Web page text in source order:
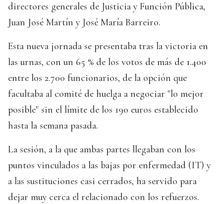
directores generales de Justicia y Función Pública,
Juan José Martín y José María Barreiro.
Esta nueva jornada se presentaba tras la victoria en
las urnas, con un 65 % de los votos de más de 1.400
entre los 2.700 funcionarios, de la opción que
facultaba al comité de huelga a negociar "lo mejor
posible" sin el límite de los 190 euros establecido
hasta la semana pasada.
La sesión, a la que ambas partes llegaban con los
puntos vinculados a las bajas por enfermedad (IT) y
a las sustituciones casi cerrados, ha servido para
dejar muy cerca el relacionado con los refuerzos.